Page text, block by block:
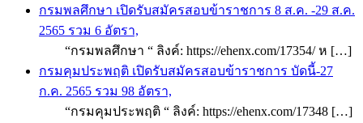
กรมพลศึกษา เปิดรับสมัครสอบข้าราชการ 8 ส.ค. -29 ส.ค.
2565 รวม 6 อัตรา,
“กรมพลศึกษา “ ลิงค์: https://ehenx.com/17354/ ห […]
กรมคุมประพฤติ เปิดรับสมัครสอบข้าราชการ บัดนี้-27
ก.ค. 2565 รวม 98 อัตรา,
“กรมคุมประพฤติ “ ลิงค์: https://ehenx.com/17348 […]